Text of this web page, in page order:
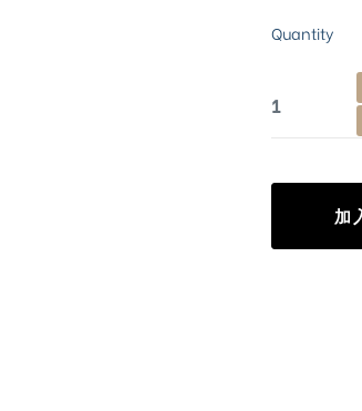
Quantity
加